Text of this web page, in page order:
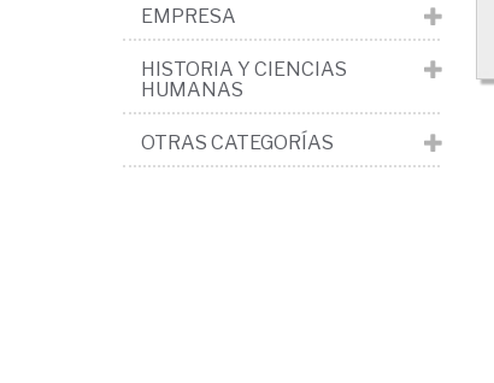
EMPRESA
HISTORIA Y CIENCIAS
HUMANAS
OTRAS CATEGORÍAS